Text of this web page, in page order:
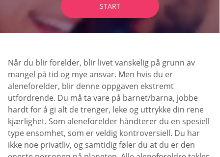
START
Når du blir forelder, blir livet vanskelig på grunn av
mangel på tid og mye ansvar. Men hvis du er
aleneforelder, blir denne oppgaven ekstremt
utfordrende. Du må ta vare på barnet/barna, jobbe
hardt for å gi alt de trenger, leke og uttrykke din rene
kjærlighet. Som aleneforelder håndterer du en spesiell
type ensomhet, som er veldig kontroversiell. Du har
ikke noe privatliv, og samtidig føler du at du er den